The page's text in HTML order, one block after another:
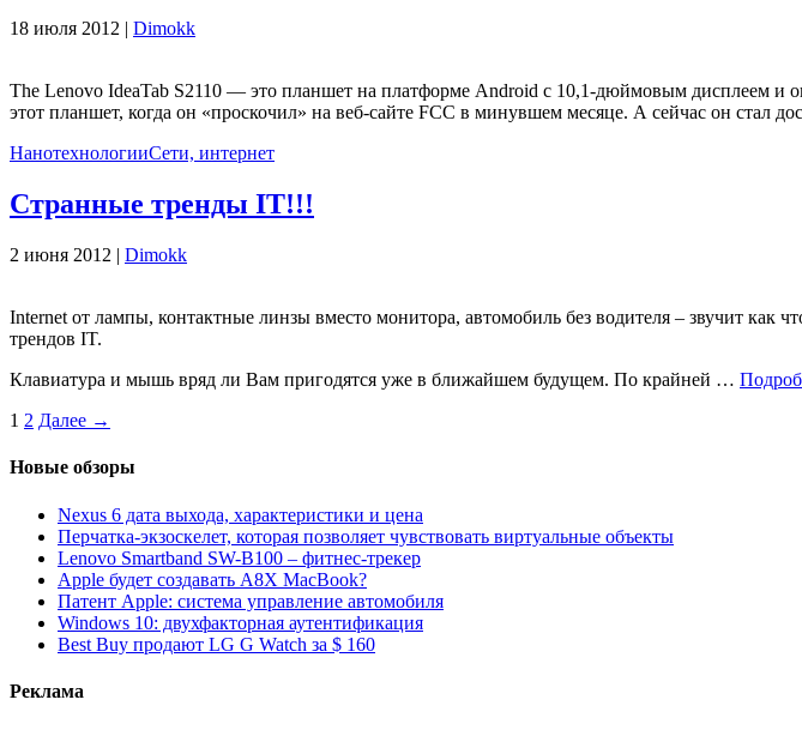
18 июля 2012 | Dimokk
The Lenovo IdeaTab S2110 — это планшет на платформе Android с 10,1-дюймовым дисплеем и
этот планшет, когда он «проскочил» на веб-сайте FCC в минувшем месяце. А сейчас он стал
НанотехнологииСети, интернет
Cтранные тренды IT!!!
2 июня 2012 | Dimokk
Internet от лампы, контактные линзы вместо монитора, автомобиль без водителя – звучит
трендов IT.
Клавиатура и мышь вряд ли Вам пригодятся уже в ближайшем будущем. По крайней …
1 2 Далее →
Новые обзоры
Nexus 6 дата выхода, характеристики и цена
Перчатка-экзоскелет, которая позволяет чувствовать виртуальные объекты
Lenovo Smartband SW-B100 – фитнес-трекер
Apple будет создавать A8X MacBook?
Патент Apple: система управление автомобиля
Windows 10: двухфакторная аутентификация
Best Buy продают LG G Watch за $ 160
Реклама